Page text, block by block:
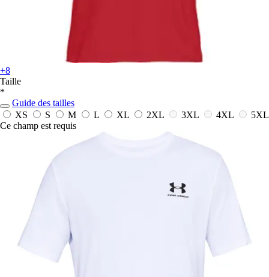
+8
Taille
*
Guide des tailles
XS
S M L XL 2XL 3XL 4XL
5XL
Ce champ est requis